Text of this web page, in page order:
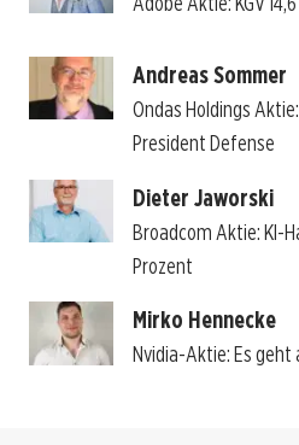
Andreas Sommer
Ondas Holdings
President Defense
Dieter Jaworski
Broadcom Aktie: KI-
Prozent
Mirko Hennecke
Nvidia-Aktie: Es geht